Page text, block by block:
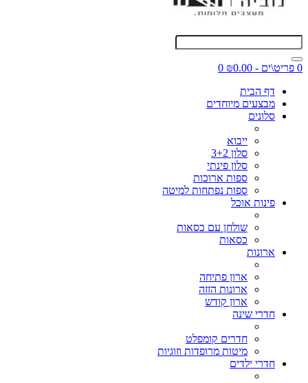
0 פריט\ים - ₪0.00
0
דף הבית
מבצעים מיוחדים
סלונים
ייבוא
סלון 3+2
סלון פינתי
ספות ארוכות
ספות נפתחות למיטה
פינות אוכל
שולחן עם כסאות
כסאות
ארונות
ארון פתיחה
ארונות הזזה
ארון קודש
חדרי שינה
חדרים קומפלט
מיטות מרופדות וזוגיות
חדרי ילדים